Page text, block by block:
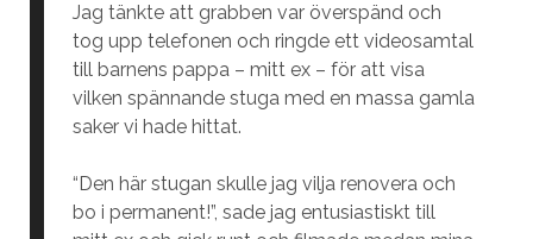
Jag tänkte att grabben var överspänd och
tog upp telefonen och ringde ett videosamtal
till barnens pappa – mitt ex – för att visa
vilken spännande stuga med en massa gamla
saker vi hade hittat.
“Den här stugan skulle jag vilja renovera och
bo i permanent!”, sade jag entusiastiskt till